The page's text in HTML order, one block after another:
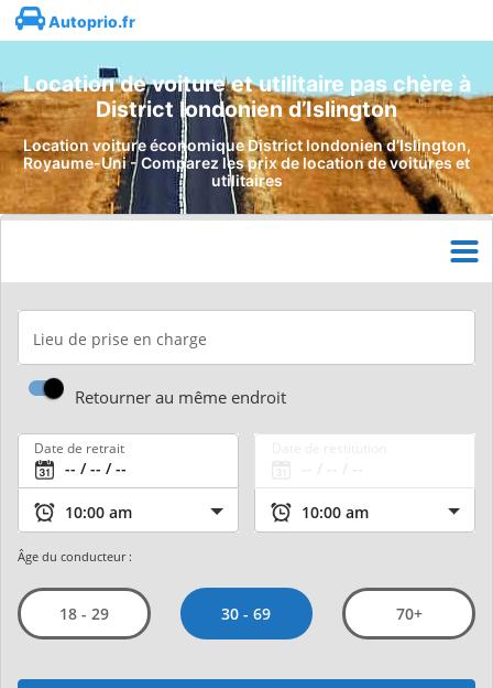
Autoprio.fr
Location de voiture et utilitaire pas chère à
District londonien d’Islington
Location voiture économique District londonien d’Islington,
Royaume-Uni - Comparez les prix de location de voitures et
utilitaires
Lieu de prise en charge
Retourner au même endroit
Date de retrait
Âge du conducteur :
18 - 29 30 - 69 70+